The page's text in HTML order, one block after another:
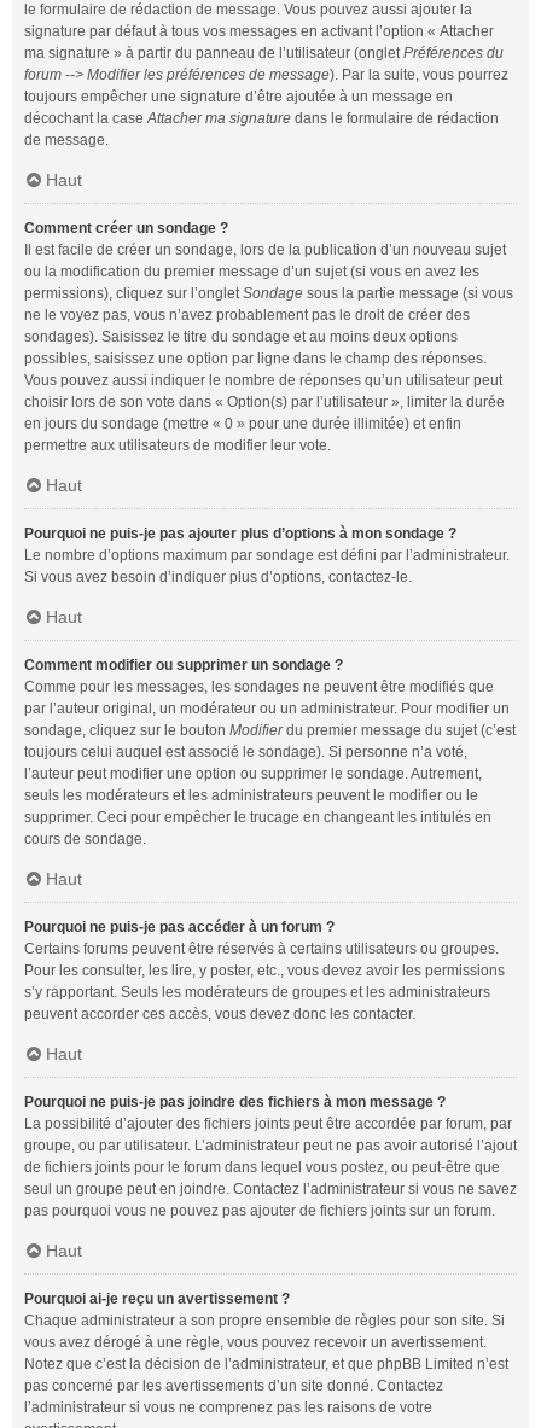
le formulaire de rédaction de message. Vous pouvez aussi ajouter la
signature par défaut à tous vos messages en activant l’option « Attacher
ma signature » à partir du panneau de l’utilisateur (ongletPréférences du
forum --> Modifier les préférences de message). Par la suite, vous pourrez
toujours empêcher une signature d’être ajoutée à un message en
décochant la caseAttacher ma signature dans le formulaire de rédaction
de message.
Haut
Comment créer un sondage ?
Il est facile de créer un sondage, lors de la publication d’un nouveau sujet
ou la modification du premier message d’un sujet (si vous en avez les
permissions), cliquez sur l’ongletSondage sous la partie message (si vous
ne le voyez pas, vous n’avez probablement pas le droit de créer des
sondages). Saisissez le titre du sondage et au moins deux options
possibles, saisissez une option par ligne dans le champ des réponses.
Vous pouvez aussi indiquer le nombre de réponses qu’un utilisateur peut
choisir lors de son vote dans « Option(s) par l’utilisateur », limiter la durée
en jours du sondage (mettre « 0 » pour une durée illimitée) et enfin
permettre aux utilisateurs de modifier leur vote.
Haut
Pourquoi ne puis-je pas ajouter plus d’options à mon sondage ?
Le nombre d’options maximum par sondage est défini par l’administrateur.
Si vous avez besoin d’indiquer plus d’options, contactez-le.
Haut
Comment modifier ou supprimer un sondage ?
Comme pour les messages, les sondages ne peuvent être modifiés que
par l’auteur original, un modérateur ou un administrateur. Pour modifier un
sondage, cliquez sur le bouton Modifierdu premier message du sujet (c’est
toujours celui auquel est associé le sondage). Si personne n’a voté,
l’auteur peut modifier une option ou supprimer le sondage. Autrement,
seuls les modérateurs et les administrateurs peuvent le modifier ou le
supprimer. Ceci pour empêcher le trucage en changeant les intitulés en
cours de sondage.
Haut
Pourquoi ne puis-je pas accéder à un forum ?
Certains forums peuvent être réservés à certains utilisateurs ou groupes.
Pour les consulter, les lire, y poster, etc., vous devez avoir les permissions
s’y rapportant. Seuls les modérateurs de groupes et les administrateurs
peuvent accorder ces accès, vous devez donc les contacter.
Haut
Pourquoi ne puis-je pas joindre des fichiers à mon message ?
La possibilité d’ajouter des fichiers joints peut être accordée par forum, par
groupe, ou par utilisateur. L’administrateur peut ne pas avoir autorisé l’ajout
de fichiers joints pour le forum dans lequel vous postez, ou peut-être que
seul un groupe peut en joindre. Contactez l’administrateur si vous ne savez
pas pourquoi vous ne pouvez pas ajouter de fichiers joints sur un forum.
Haut
Pourquoi ai-je reçu un avertissement ?
Chaque administrateur a son propre ensemble de règles pour son site. Si
vous avez dérogé à une règle, vous pouvez recevoir un avertissement.
Notez que c’est la décision de l’administrateur, et que phpBB Limited n’est
pas concerné par les avertissements d’un site donné. Contactez
l’administrateur si vous ne comprenez pas les raisons de votre